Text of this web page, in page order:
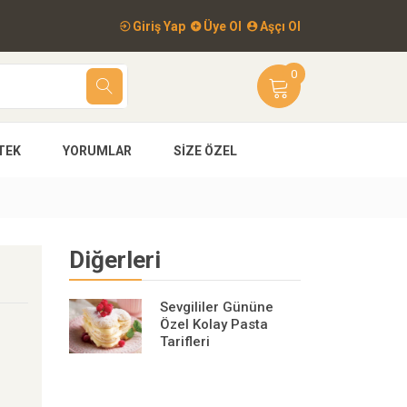
Giriş Yap Üye Ol Aşçı Ol
0
YORUMLAR SIZE ÖZEL
Diğerleri
Sevgililer Gününe
Özel Kolay Pasta
Tarifleri